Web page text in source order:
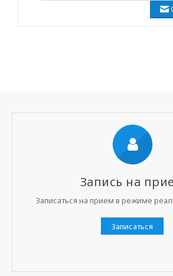
Запись на
Записаться на прием в режиме
Записаться